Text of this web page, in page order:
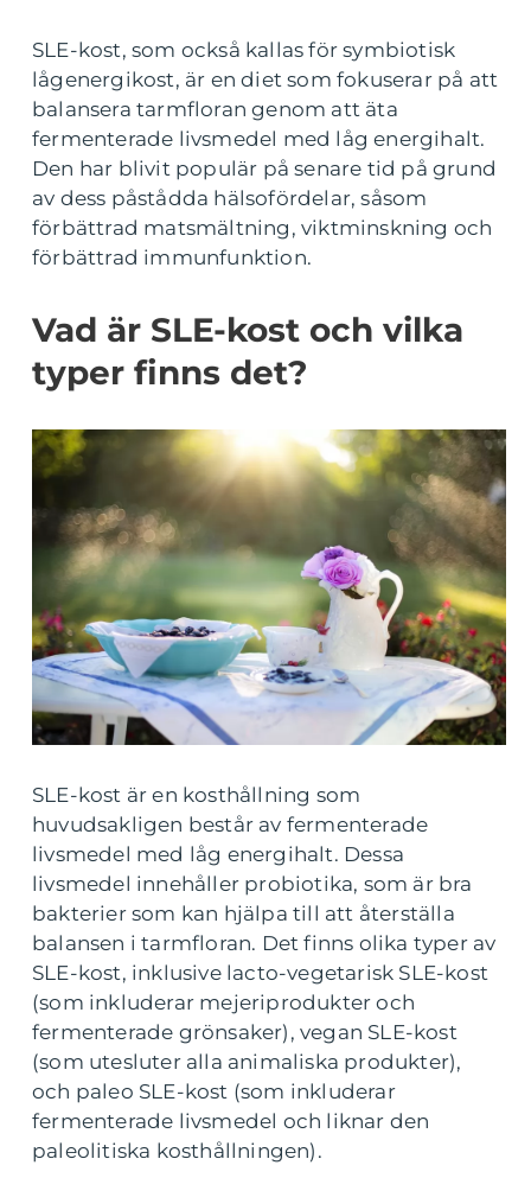
SLE-kost, som också kallas för symbiotisk
lågenergikost, är en diet som fokuserar på att
balansera tarmfloran genom att äta
fermenterade livsmedel med låg energihalt.
Den har blivit populär på senare tid på grund
av dess påstådda hälsofördelar, såsom
förbättrad matsmältning, viktminskning och
förbättrad immunfunktion.
Vad är SLE-kost och vilka
typer finns det?
SLE-kost är en kosthållning som
huvudsakligen består av fermenterade
livsmedel med låg energihalt. Dessa
livsmedel innehåller probiotika, som är bra
bakterier som kan hjälpa till att återställa
balansen i tarmfloran. Det finns olika typer av
SLE-kost, inklusive lacto-vegetarisk SLE-kost
(som inkluderar mejeriprodukter och
fermenterade grönsaker), vegan SLE-kost
(som utesluter alla animaliska produkter),
och paleo SLE-kost (som inkluderar
fermenterade livsmedel och liknar den
paleolitiska kosthållningen).